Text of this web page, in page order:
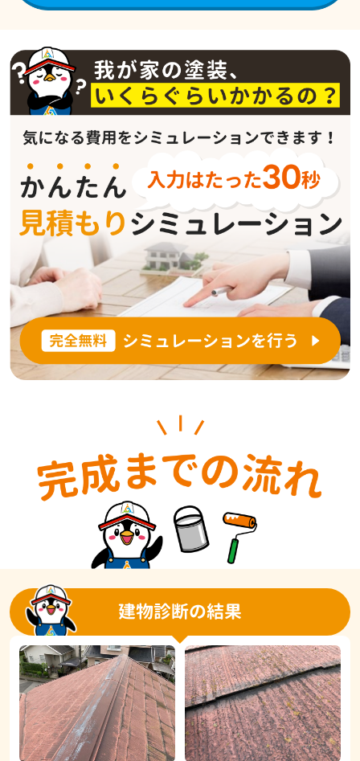
建物診断の結果